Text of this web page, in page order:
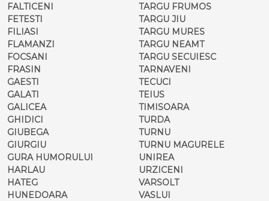
FALTICENI
FETESTI
FILIASI
FLAMANZI
FOCSANI
FRASIN
GAESTI
GALATI
GALICEA
GHIDICI
GIUBEGA
GIURGIU
GURA HUMORULUI
HARLAU
HATEG
HUNEDOARA
TARGU FRUMOS
TARGU JIU
TARGU MURES
TARGU NEAMT
TARGU SECUIESC
TARNAVENI
TECUCI
TEIUS
TIMISOARA
TURDA
TURNU
TURNU MAGURELE
UNIREA
URZICENI
VARSOLT
VASLUI